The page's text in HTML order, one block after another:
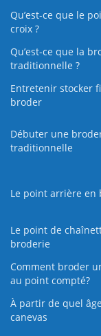
Qu’est-ce que le
croix ?
Qu’est-ce que la
traditionnelle ?
Entretenir stocker
broder
Débuter une
traditionnelle
Le point arrière en
Le point de
broderie
Comment broder
au point compté?
À partir de quel
canevas